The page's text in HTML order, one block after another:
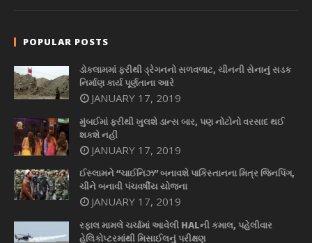
POPULAR POSTS
ડોકલામમાં ફરીથી ડ્રેગનનો સળવળાટ, ચીનની સેનાનું સડક
નિર્માણ કાર્ય પૂર્ણતાના આરે
JANUARY 17, 2019
મુંબઈમાં ફરીથી ખુલશે ડાન્સ બાર, પણ નોટોનો વરસાદ થઈ
શકશે નહીં
JANUARY 17, 2019
ઈસ્લામને “ચાઈનિઝ” બનાવશે પાકિસ્તાનના મિત્ર જિનપિંગ,
ચીને બનાવી પંચવર્ષીય યોજના
JANUARY 17, 2019
રફાલ મામલે ચર્ચામાં આવેલી HALની કમાલ, પહેલીવાર
હેલિકોપ્ટરમાંથી મિસાઈલનું પરીક્ષણ